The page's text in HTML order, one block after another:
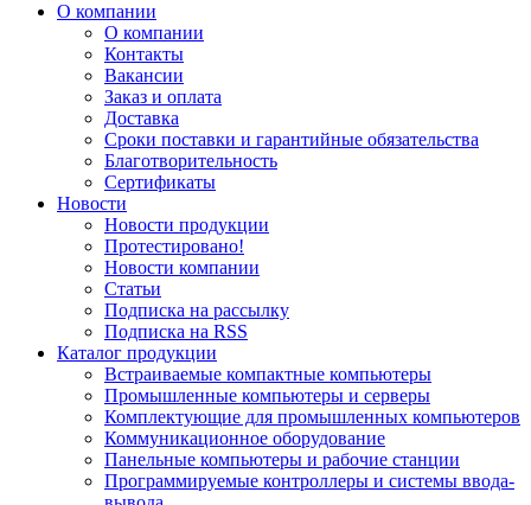
О компании
О компании
Контакты
Вакансии
Заказ и оплата
Доставка
Сроки поставки и гарантийные обязательства
Благотворительность
Сертификаты
Новости
Новости продукции
Протестировано!
Новости компании
Статьи
Подписка на рассылку
Подписка на RSS
Каталог продукции
Встраиваемые компактные компьютеры
Промышленные компьютеры и серверы
Комплектующие для промышленных компьютеров
Коммуникационное оборудование
Панельные компьютеры и рабочие станции
Программируемые контроллеры и системы ввода-